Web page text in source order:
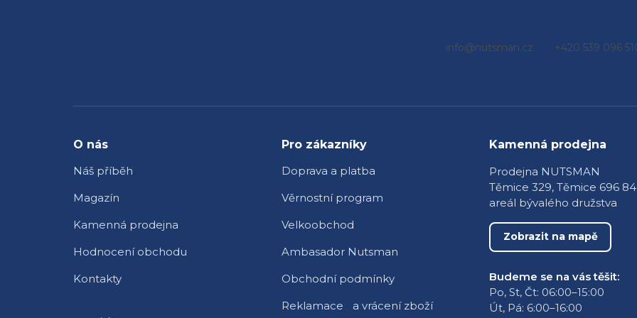
info@nutsman.cz +420 539 096
O nás
Náš příběh
Magazín
Kamenná prodejna
Hodnocení obchodu
Kontakty
Pro zákazníky
Doprava a platba
Věrnostní program
Velkoobchod
Ambasador Nutsman
Obchodní podmínky
Reklamace a vrácení zboží
Kamenná prodejna
Prodejna NUTSMAN
Těmice 329, Těmice 696 84
areál bývalého družstva
Zobrazit na mapě
Budeme se na vás těšit:
Po, St, Čt: 06:00–15:00
Út, Pá: 6:00–16:00